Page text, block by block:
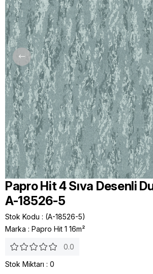
Papro Hit 4 Sıva Desenli
A-18526-5
Stok Kodu
(A-18526-5)
Marka : Papro Hit 1 16m²
0.0
Stok Miktarı : 0